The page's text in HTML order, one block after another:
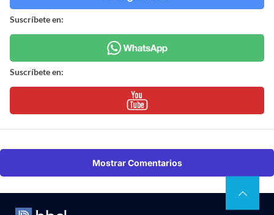
Suscríbete en:
Suscríbete en:
Mostrar Comentarios